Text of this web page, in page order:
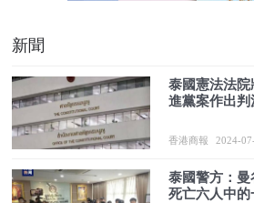
新聞
泰國憲法法院
進黨案作出判
香港商報 2024-
泰國警方：
死亡六人中的